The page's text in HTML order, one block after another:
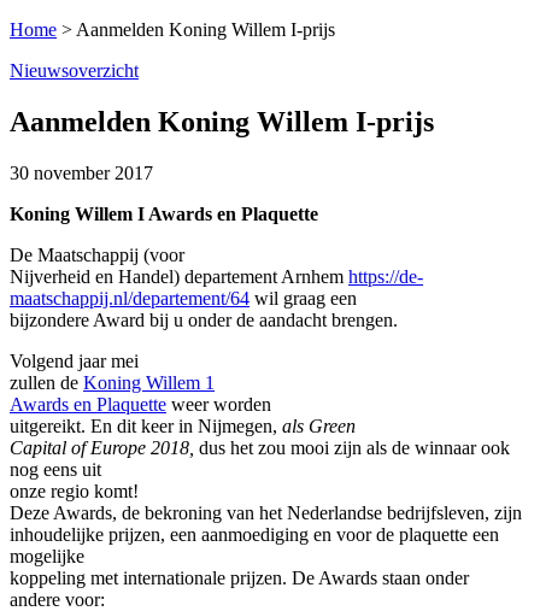
Home > Aanmelden Koning Willem I-prijs
Nieuwsoverzicht
Aanmelden Koning Willem I-prijs
30 november 2017
Koning Willem I Awards en Plaquette
De Maatschappij (voor
Nijverheid en Handel) departement Arnhem https://de-
maatschappij.nl/departement/64 wil graag een
bijzondere Award bij u onder de aandacht brengen.
Volgend jaar mei
zullen de Koning Willem 1
Awards en Plaquette weer worden
uitgereikt. En dit keer in Nijmegen, als Green
Capital of Europe 2018, dus het zou mooi zijn als de winnaar ook
nog eens uit
onze regio komt!
Deze Awards, de bekroning van het Nederlandse bedrijfsleven, zijn
inhoudelijke prijzen, een aanmoediging en voor de plaquette een
mogelijke
koppeling met internationale prijzen. De Awards staan onder
andere voor: